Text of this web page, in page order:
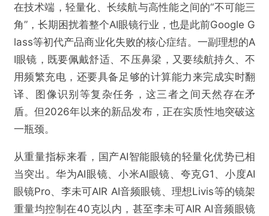
在技术端，轻量化、长续航与高性能之间的“不可能三
角”，长期困扰着整个AI眼镜行业，也是此前Google G
lass等初代产品商业化失败的核心症结。一副理想的A
I眼镜，既要佩戴舒适、不压鼻梁，又要续航持久、不
用频繁充电，还要具备足够的计算能力来完成实时翻
译、图像识别等复杂任务，这三者之间天然存在矛
盾。但2026年以来的新品发布，正在实质性地突破这
一瓶颈。
从重量指标来看，国产AI智能眼镜的轻量化优势已相
当突出。华为AI眼镜、小米AI眼镜、夸克G1、小度AI
眼镜Pro、李未可AIR AI音频眼镜、理想Livis等的镜架
重量均控制在40克以内，甚至李未可AIR AI音频眼镜